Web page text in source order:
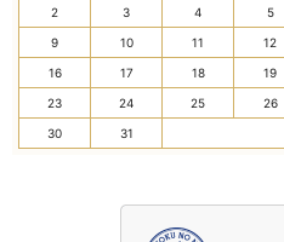
2 3 4 5
9 10 11 12
16 17 18 19
23 24 25 26
30 31